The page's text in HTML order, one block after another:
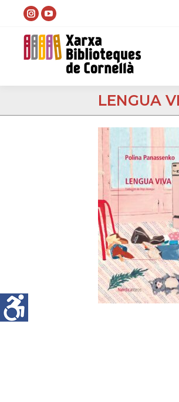
Instagram
page
opens
YouTube
page
opens
LENGUA